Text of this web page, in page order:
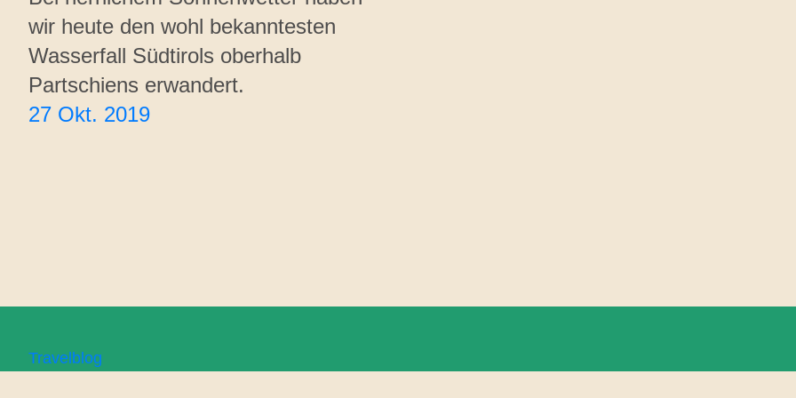
wir heute den wohl bekanntesten
Wasserfall Südtirols oberhalb
Partschiens erwandert.
27 Okt. 2019
Travelblog